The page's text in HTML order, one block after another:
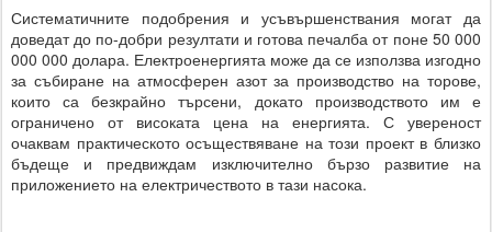
Систематичните подобрения и усъвършенствания могат да
доведат до по-добри резултати и готова печалба от поне 50 000
000 000 долара. Електроенергията може да се използва изгодно
за събиране на атмосферен азот за производство на торове,
които са безкрайно търсени, докато производството им е
ограничено от високата цена на енергията. С увереност
очаквам практическото осъществяване на този проект в близко
бъдеще и предвиждам изключително бързо развитие на
приложението на електричеството в тази насока.